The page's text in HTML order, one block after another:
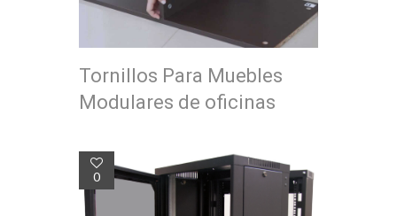
Tornillos Para Muebles
Modulares de oficinas
0